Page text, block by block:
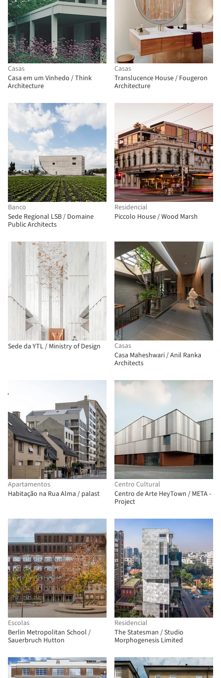
Casas
Casa em um Vinhedo / Think
Architecture
Casas
Translucence House / Fougeron
Architecture
Banco
Sede Regional LSB / Domaine
Public Architects
Residencial
Piccolo House / Wood Marsh
Sede da YTL / Ministry of Design
Casas
Casa Maheshwari / Anil Ranka
Architects
Apartamentos
Habitação na Rua Alma / palast
Centro Cultural
Centro de Arte HeyTown / META -
Project
Escolas
Berlin Metropolitan School /
Sauerbruch Hutton
Residencial
The Statesman / Studio
Morphogenesis Limited